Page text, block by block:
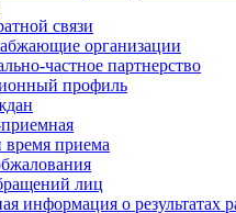
связи
организации
частное партнерство
профиль
приема
лиц
информация о результатах